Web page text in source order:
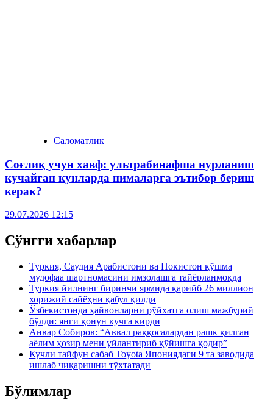
Саломатлик
Соғлиқ учун хавф: ультрабинафша нурланиш
кучайган кунларда нималарга эътибор бериш
керак?
29.07.2026 12:15
Сўнгги хабарлар
Туркия, Саудия Арабистони ва Покистон қўшма
мудофаа шартномасини имзолашга тайёрланмоқда
Туркия йилнинг биринчи ярмида қарийб 26 миллион
хорижий сайёҳни қабул қилди
Ўзбекистонда ҳайвонларни рўйхатга олиш мажбурий
бўлди: янги қонун кучга кирди
Анвар Собиров: “Аввал раққосалардан рашк қилган
аёлим ҳозир мени уйлантириб қўйишга қодир”
Кучли тайфун сабаб Toyota Япониядаги 9 та заводида
ишлаб чиқаришни тўхтатади
Бўлимлар